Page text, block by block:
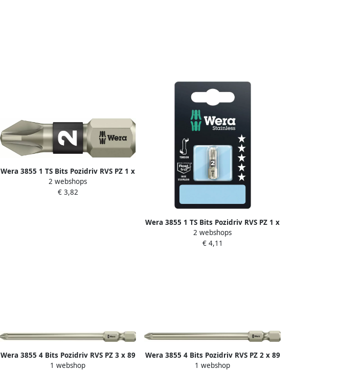
Wera 3855 1 TS Bits Pozidriv RVS PZ 1 x
25 mm 1 stuk(s) 05071020001
2 webshops
€ 3,82
Wera 3855 1 TS Bits Pozidriv RVS PZ 1 x
25 mm 1 stuk(s) 05073613001
2 webshops
€ 4,11
Wera 3855 4 Bits Pozidriv RVS PZ 3 x 89
mm 1 stuk(s) 05071086001
1 webshop
Wera 3855 4 Bits Pozidriv RVS PZ 2 x 89
mm 1 stuk(s) 05071085001
1 webshop